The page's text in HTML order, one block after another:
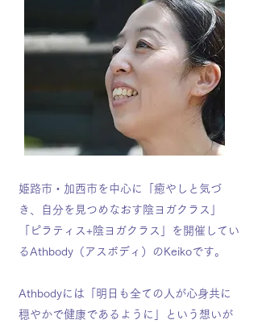
姫路市・加西市を中心に「癒やしと気づ
き、自分を見つめなおす陰ヨガクラス」
「ピラティス+陰ヨガクラス」を開催してい
るAthbody（アスボディ）のKeikoです。
Athbodyには「明日も全ての人が心身共に
穏やかで健康であるように」という想いが